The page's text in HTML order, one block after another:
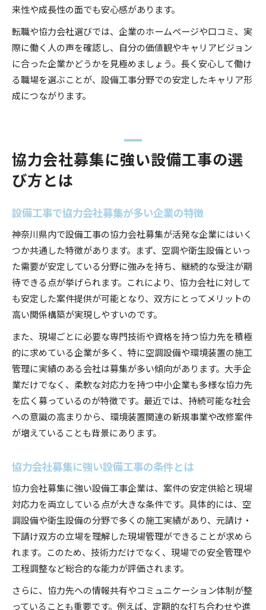
来性や成長性の面でも安心感があります。
転職や協力会社選びでは、企業のホームページや口コミ、実
際に働く人の声を確認し、自分の価値観やキャリアビジョン
に合った企業かどうかを見極めましょう。長く安心して働け
る職場を選ぶことが、設備工事分野での安定したキャリア形
成につながります。
協力会社募集に強い設備工事の選
び方とは
設備工事で協力会社募集が多い企業の特徴
神奈川県内で設備工事の協力会社募集が活発な企業にはいく
つか共通した特徴があります。まず、空調や衛生設備といっ
た需要が安定している分野に強みを持ち、継続的な受注が期
待できる点が挙げられます。これにより、協力会社に対して
も安定した案件提供が可能となり、双方にとってメリットの
高い関係構築が実現しやすいのです。
また、現場ごとに必要な専門技術や資格を持つ協力先を積極
的に求めている企業が多く、特に空調設備や環境装置の施工
管理に実績のある会社は募集が多い傾向があります。大手企
業だけでなく、柔軟な対応力を持つ中小企業も多様な協力先
を広く募っているのが特徴です。最近では、持続可能な社会
への意識の高まりから、環境装置関連の新規事業や改修案件
が増えていることも背景にあります。
協力会社募集に強い設備工事の条件とは
協力会社募集に強い設備工事企業は、案件の安定供給と現場
対応力を両立している点が大きな条件です。具体的には、空
調設備や衛生設備の分野で多くの施工実績があり、元請け・
下請け双方の立場を理解した現場管理ができることが求めら
れます。このため、技術力だけでなく、現場での安全管理や
工程調整など総合的な能力が評価されます。
さらに、協力先への情報共有やコミュニケーション体制が整
っていることも重要です。例えば、定期的な打ち合わせや進